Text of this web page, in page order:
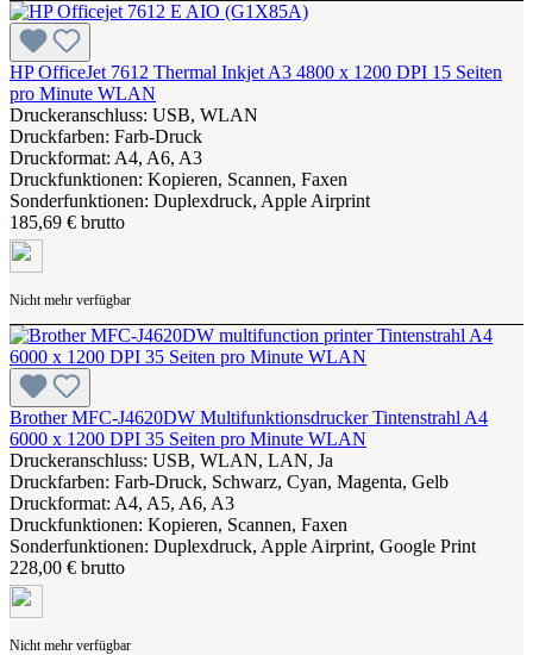
HP OfficeJet 7612 Thermal Inkjet A3 4800 x 1200 DPI 15 Seiten
pro Minute WLAN
Druckeranschluss: USB, WLAN
Druckfarben: Farb-Druck
Druckformat: A4, A6, A3
Druckfunktionen: Kopieren, Scannen, Faxen
Sonderfunktionen: Duplexdruck, Apple Airprint
185,69 € brutto
Nicht mehr verfügbar
Brother MFC-J4620DW Multifunktionsdrucker Tintenstrahl A4
6000 x 1200 DPI 35 Seiten pro Minute WLAN
Druckeranschluss: USB, WLAN, LAN, Ja
Druckfarben: Farb-Druck, Schwarz, Cyan, Magenta, Gelb
Druckformat: A4, A5, A6, A3
Druckfunktionen: Kopieren, Scannen, Faxen
Sonderfunktionen: Duplexdruck, Apple Airprint, Google Print
228,00 € brutto
Nicht mehr verfügbar